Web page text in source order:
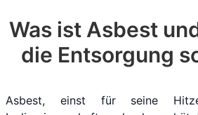
Was ist Asbest
die Entsorgung
Asbest, einst für seine